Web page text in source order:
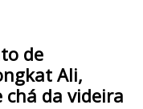
de
Ali,
da videira